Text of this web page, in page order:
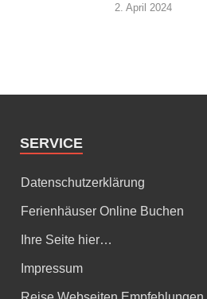
2. April 2024
SERVICE
Datenschutzerklärung
Ferienhäuser Online Buchen
Ihre Seite hier…
Impressum